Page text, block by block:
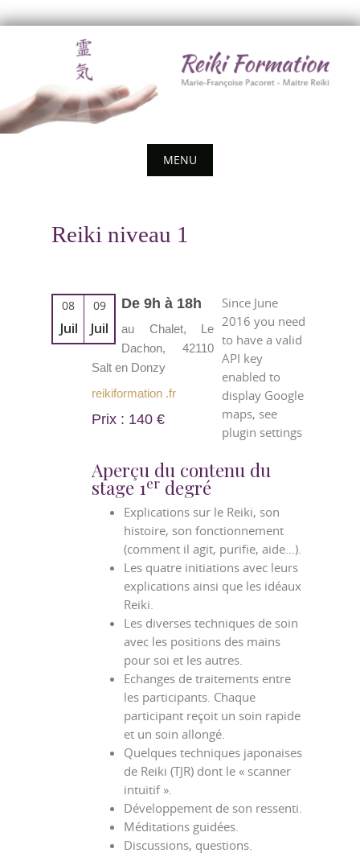
MENU
Reiki niveau 1
08
Juil
09
Juil
Since June
2016 you need
to have a valid
API key
enabled to
display Google
maps, see
plugin settings
De 9h à 18h
au Chalet, Le
Dachon, 42110
Salt en Donzy
reikiformation .fr
Prix : 140 €
Aperçu du contenu du
stage 1er degré
Explications sur le Reiki, son
histoire, son fonctionnement
(comment il agit, purifie, aide…).
Les quatre initiations avec leurs
explications ainsi que les idéaux
Reiki.
Les diverses techniques de soin
avec les positions des mains
pour soi et les autres.
Echanges de traitements entre
les participants. Chaque
participant reçoit un soin rapide
et un soin allongé.
Quelques techniques japonaises
de Reiki (TJR) dont le « scanner
intuitif ».
Développement de son ressenti.
Méditations guidées.
Discussions, questions.